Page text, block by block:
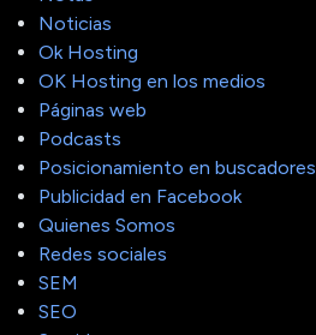
Noticias
Ok Hosting
OK Hosting en los medios
Páginas web
Podcasts
Posicionamiento en buscadores
Publicidad en Facebook
Quienes Somos
Redes sociales
SEM
SEO